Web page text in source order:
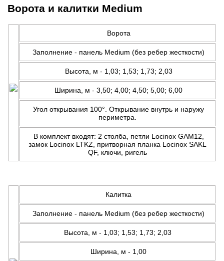
Ворота и калитки Medium
Ворота
Заполнение - панель Medium (без ребер жесткости)
Высота, м - 1,03; 1,53; 1,73; 2,03
Ширина, м - 3,50; 4,00; 4,50; 5,00; 6,00
Угол открывания 100°. Открывание внутрь и наружу
периметра.
В комплект входят: 2 столба, петли Locinox GAM12,
замок Locinox LTKZ, притворная планка Locinox SAKL
QF, ключи, ригель
Калитка
Заполнение - панель Medium (без ребер жесткости)
Высота, м - 1,03; 1,53; 1,73; 2,03
Ширина, м - 1,00